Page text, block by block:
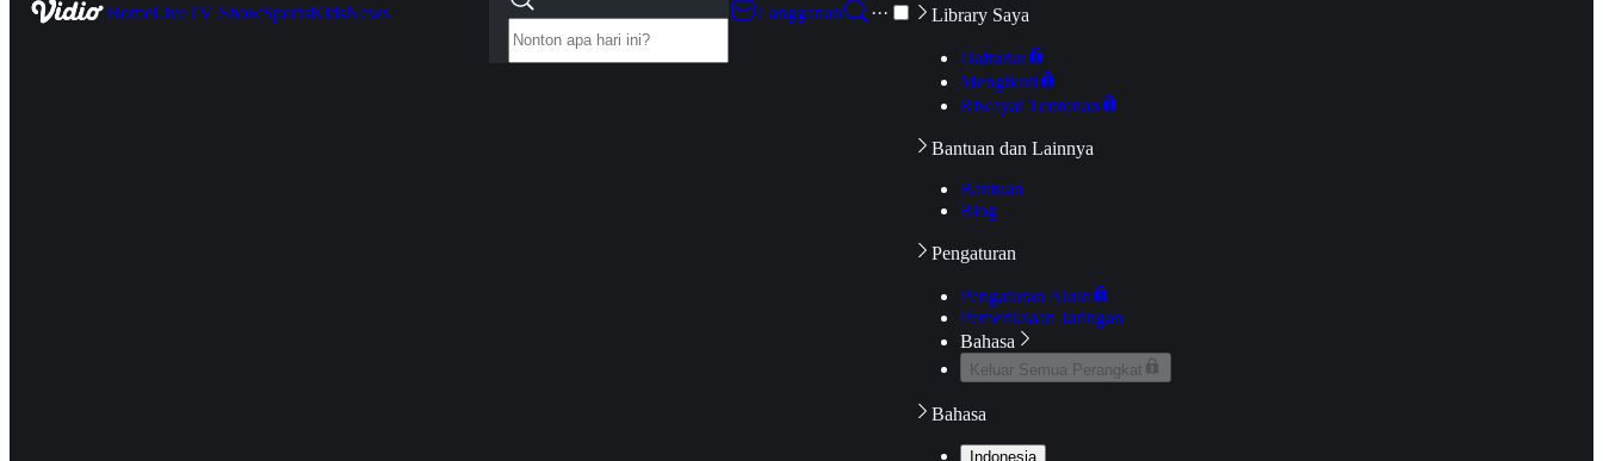
HomeLiveTV ShowSportsKidsNews
Langganan
··· Library Saya
Daftarku
Mengikuti
Riwayat Tontonan
Bantuan dan Lainnya
Bantuan
Blog
Pengaturan
Pengaturan Akun
Pemeriksaan Jaringan
Bahasa
Keluar Semua Perangkat
Bahasa
Indonesia